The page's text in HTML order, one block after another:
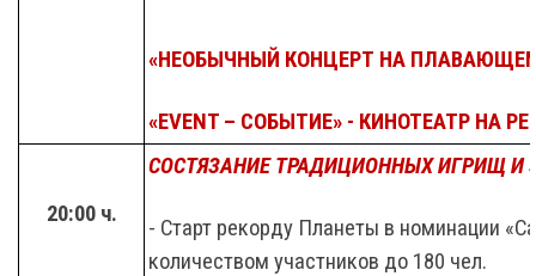
«НЕОБЫЧНЫЙ КОНЦЕРТ НА
«EVENT – СОБЫТИЕ» - КИНОТЕАТР НА
20:00 ч.
СОСТЯЗАНИЕ ТРАДИЦИОННЫХ ИГРИЩ И
- Старт рекорду Планеты в номинации
количеством участников до 180 чел.